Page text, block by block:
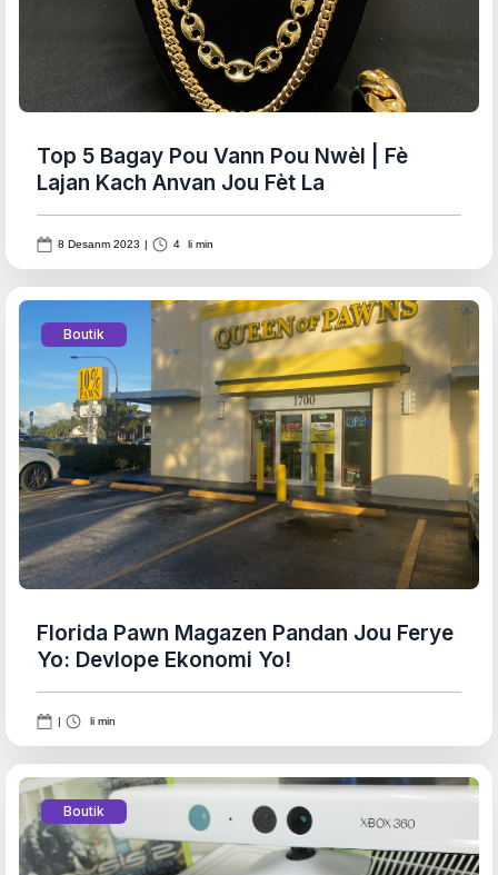
Top 5 Bagay Pou Vann Pou Nwèl | Fè
Lajan Kach Anvan Jou Fèt La
8 Desanm 2023 | 4 li min
Boutik
Florida Pawn Magazen Pandan Jou Ferye
Yo: Devlope Ekonomi Yo!
| li min
Boutik